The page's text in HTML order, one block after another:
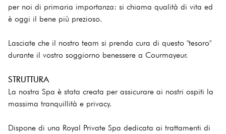
per noi di primaria importanza: si chiama qualità di vita ed
è oggi il bene più prezioso.
Lasciate che il nostro team si prenda cura di questo "tesoro"
durante il vostro soggiorno benessere a Courmayeur.
STRUTTURA
La nostra Spa è stata creata per assicurare ai nostri ospiti la
massima tranquillità e privacy.
Dispone di una Royal Private Spa dedicata ai trattamenti di